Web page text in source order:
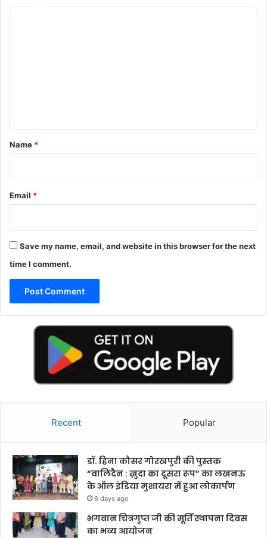
*
Name *
Email *
Save my name, email, and website in this browser for the next
time I comment.
Recent Popular
डॉ. हिना कौसर गोरखपुरी की पुस्तक
“वालिदैन : ख़ुदा का दूसरा रूप” का लखनऊ
के ऑल इंडिया मुशायरा में हुआ लोकार्पण
6 days ago
भगवान चित्रगुप्त जी की मूर्ति स्थापना दिवस
का भव्य आयोजन